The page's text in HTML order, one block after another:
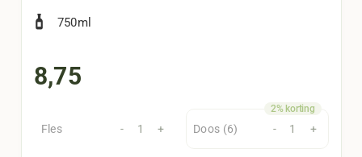
750ml
8,75
Fles - + Doos (6) - +